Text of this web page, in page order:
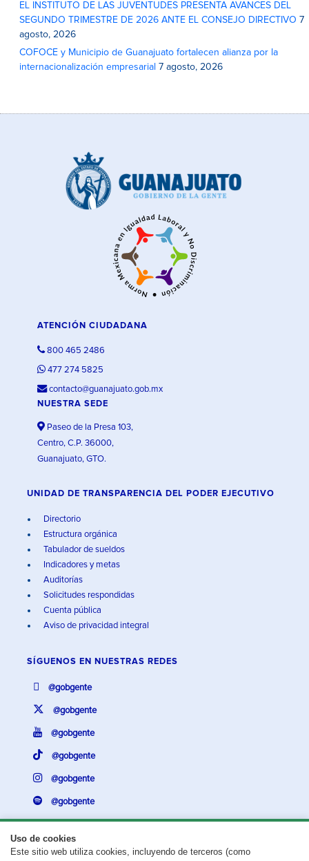
EL INSTITUTO DE LAS JUVENTUDES PRESENTA AVANCES DEL
SEGUNDO TRIMESTRE DE 2026 ANTE EL CONSEJO DIRECTIVO 7
agosto, 2026
COFOCE y Municipio de Guanajuato fortalecen alianza por la
internacionalización empresarial 7 agosto, 2026
Uso de cookies
Este sitio web utiliza cookies, incluyendo de terceros (como
ATENCIÓN CIUDADANA
800 465 2486
477 274 5825
contacto@guanajuato.gob.mx
NUESTRA SEDE
Paseo de la Presa 103,
Centro, C.P. 36000,
Guanajuato, GTO.
UNIDAD DE TRANSPARENCIA DEL PODER EJECUTIVO
Directorio
Estructura orgánica
Tabulador de sueldos
Indicadores y metas
Auditorías
Solicitudes respondidas
Cuenta pública
Aviso de privacidad integral
SÍGUENOS EN NUESTRAS REDES
@gobgente
@gobgente
@gobgente
@gobgente
@gobgente
@gobgente
¿Existe algún problema con esta página?Repórtalo aquí.